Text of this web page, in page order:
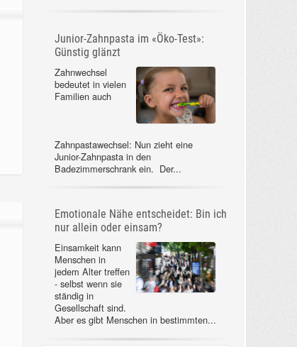
Junior-Zahnpasta im «Öko-Test»:
Günstig glänzt
Zahnwechsel
bedeutet in vielen
Familien auch
Zahnpastawechsel: Nun zieht eine
Junior-Zahnpasta in den
Badezimmerschrank ein. Der...
Emotionale Nähe entscheidet: Bin ich
nur allein oder einsam?
Einsamkeit kann
Menschen in
jedem Alter treffen
- selbst wenn sie
ständig in
Gesellschaft sind.
Aber es gibt Menschen in bestimmten...